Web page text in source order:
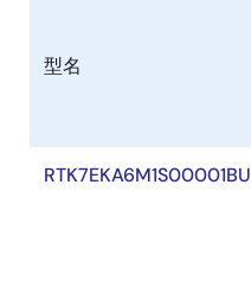
型名
RTK7EKA6M1S00001BU